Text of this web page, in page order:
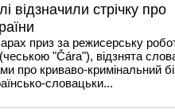
відзначили стрічку про
приз за режисерську
"Čára"), відзнята
про криваво-кримінальний
словацьки...